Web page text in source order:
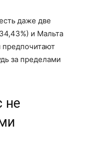
даже две
и Мальта
предпочитают
за пределами
не